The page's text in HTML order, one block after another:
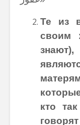
Те из
своим
кто